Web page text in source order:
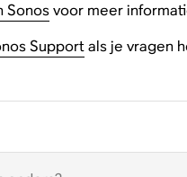
Sonosvoor meer
Supportals je vragen